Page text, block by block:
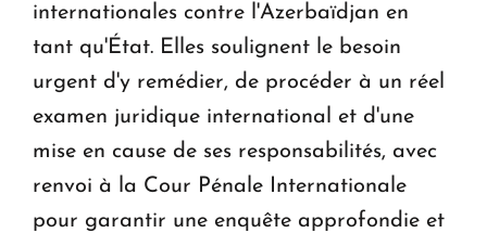
internationales contre l'Azerbaïdjan en
tant qu'État. Elles soulignent le besoin
urgent d'y remédier, de procéder à un réel
examen juridique international et d'une
mise en cause de ses responsabilités, avec
renvoi à la Cour Pénale Internationale
pour garantir une enquête approfondie et